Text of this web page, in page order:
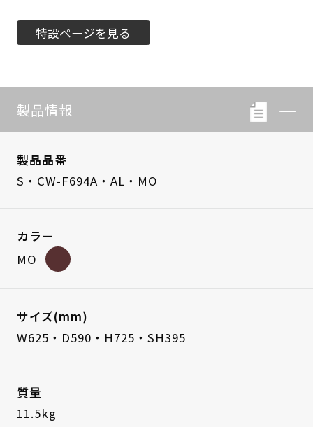
特設ページを見る
製品情報
製品品番
S・CW-F694A・AL・MO
カラー
MO
サイズ(mm)
W625・D590・H725・SH395
質量
11.5kg